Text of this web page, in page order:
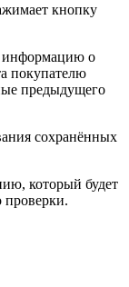
кнопку
информацию о
покупателю
предыдущего
сохранённых
который будет
проверки.